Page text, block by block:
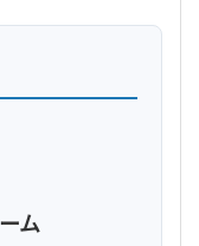
ム